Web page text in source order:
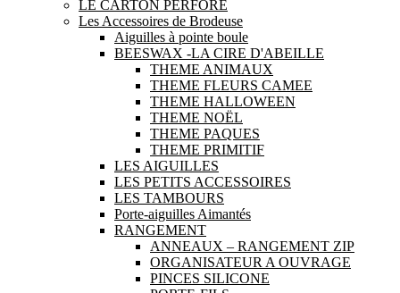
LE CARTON PERFORE
Les Accessoires de Brodeuse
Aiguilles à pointe boule
BEESWAX -LA CIRE D'ABEILLE
THEME ANIMAUX
THEME FLEURS CAMEE
THEME HALLOWEEN
THEME NOËL
THEME PAQUES
THEME PRIMITIF
LES AIGUILLES
LES PETITS ACCESSOIRES
LES TAMBOURS
Porte-aiguilles Aimantés
RANGEMENT
ANNEAUX – RANGEMENT ZIP
ORGANISATEUR A OUVRAGE
PINCES SILICONE